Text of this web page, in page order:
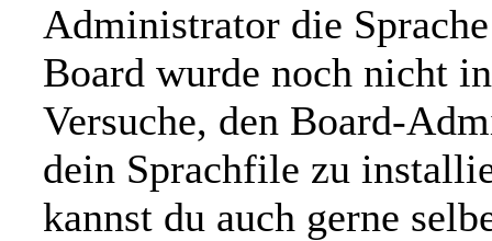
Administrator die
Board wurde noch nicht
Versuche, den Board-
dein Sprachfile zu
kannst du auch gerne